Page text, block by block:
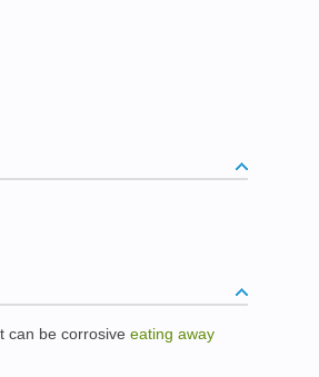
can be corrosive eating away